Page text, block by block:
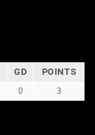
GD POINTS
0 3